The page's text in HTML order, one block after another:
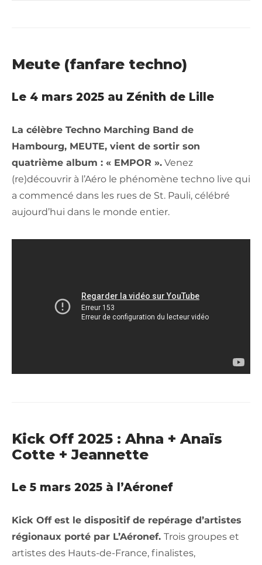
Meute (fanfare techno)
Le 4 mars 2025 au Zénith de Lille
La célèbre Techno Marching Band de
Hambourg, MEUTE, vient de sortir son
quatrième album : « EMPOR ». Venez
(re)découvrir à l’Aéro le phénomène techno live qui
a commencé dans les rues de St. Pauli, célébré
aujourd’hui dans le monde entier.
Kick Off 2025 : Ahna + Anaïs
Cotte + Jeannette
Le 5 mars 2025 à l’Aéronef
Kick Off est le dispositif de repérage d’artistes
régionaux porté par L’Aéronef. Trois groupes et
artistes des Hauts-de-France, finalistes,